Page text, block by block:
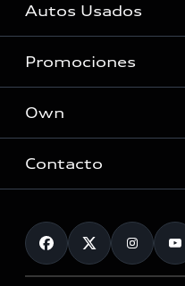
Autos Nuevos
Autos Usados
Autos Usados
Promociones
Promociones
Own
myAudi
Audi Financial Services
Audi collection store
Contacto
Contáctanos